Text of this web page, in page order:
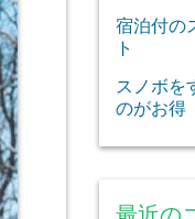
宿泊付の
ト
スノボを
のがお得